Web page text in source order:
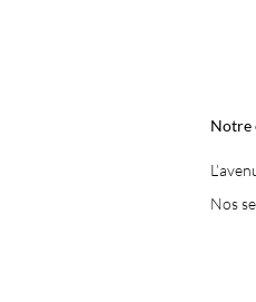
Notre
Nos